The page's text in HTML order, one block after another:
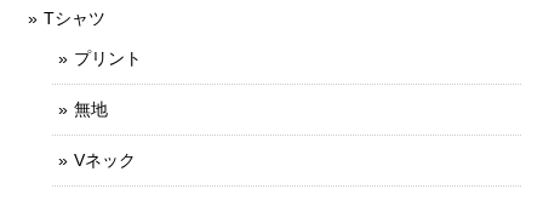
Tシャツ
プリント
無地
Vネック